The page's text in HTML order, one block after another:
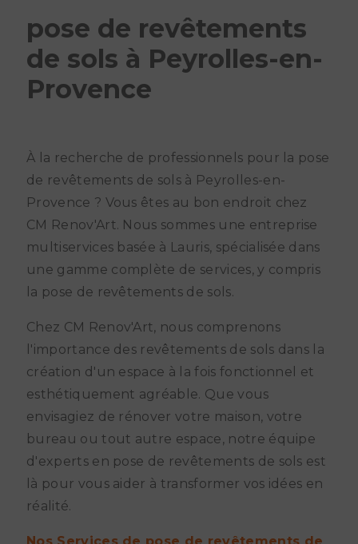
pose de revêtements
de sols à Peyrolles-en-
Provence
À la recherche de professionnels pour la pose
de revêtements de sols à Peyrolles-en-
Provence ? Vous êtes au bon endroit chez
CM Renov'Art. Nous sommes une entreprise
multiservices basée à Lauris, spécialisée dans
une gamme complète de services, y compris
la pose de revêtements de sols.
Chez CM Renov'Art, nous comprenons
l'importance des revêtements de sols dans la
création d'un espace à la fois fonctionnel et
esthétiquement agréable. Que vous
envisagiez de rénover votre maison, votre
bureau ou tout autre espace, notre équipe
d'experts en pose de revêtements de sols est
là pour vous aider à transformer vos idées en
réalité.